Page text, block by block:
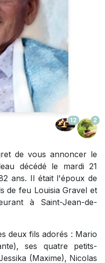
12 2
de vous annoncer le
décédé le mardi 21
ans. Il était l'époux de
de feu Louisia Gravel et
à Saint-Jean-de-
deux fils adorés : Mario
ses quatre petits-
(Maxime), Nicolas